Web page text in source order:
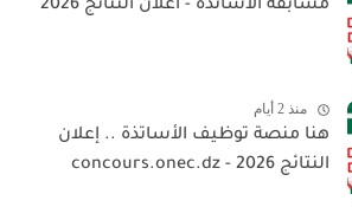
مسابقة الأساتذة - اعلان النتائج 2026
منذ 2 أيام
هنا منصة توظيف الأساتذة .. إعلان
النتائج 2026 - concours.onec.dz